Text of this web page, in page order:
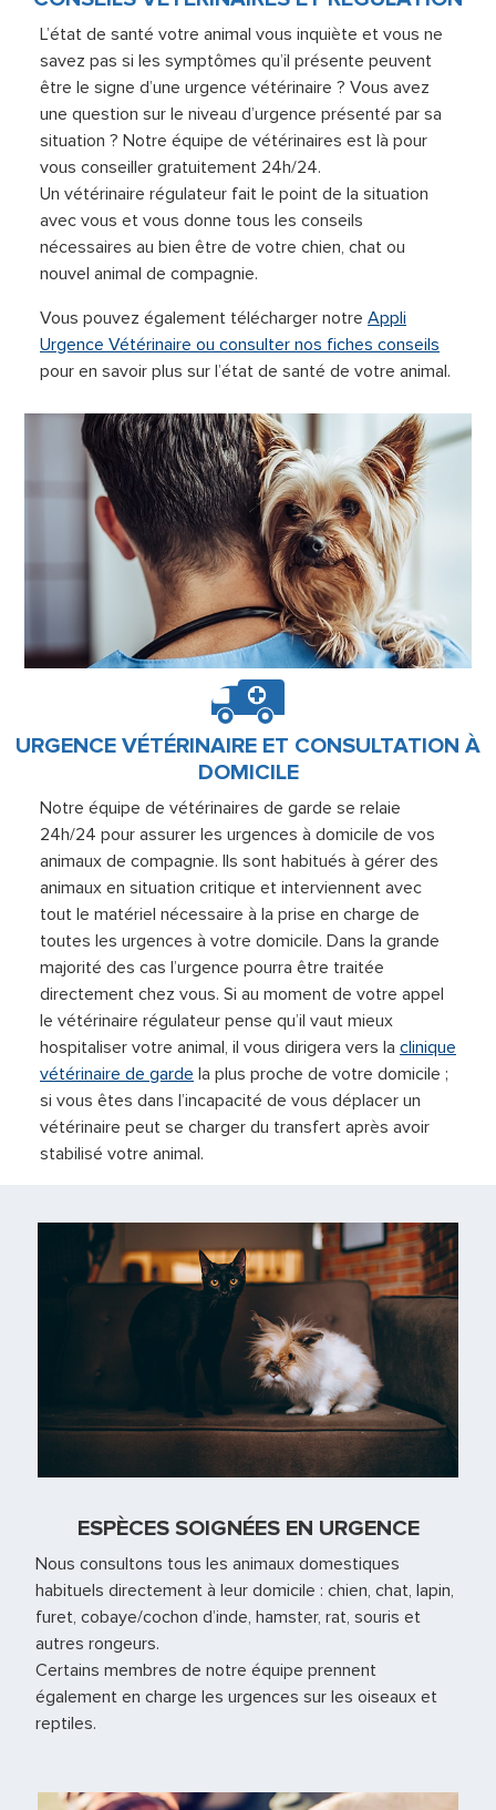
L’état de santé votre animal vous inquiète et vous ne
savez pas si les symptômes qu’il présente peuvent
être le signe d’une urgence vétérinaire ? Vous avez
une question sur le niveau d’urgence présenté par sa
situation ? Notre équipe de vétérinaires est là pour
vous conseiller gratuitement 24h/24.
Un vétérinaire régulateur fait le point de la situation
avec vous et vous donne tous les conseils
nécessaires au bien être de votre chien, chat ou
nouvel animal de compagnie.
Vous pouvez également télécharger notre Appli
Urgence Vétérinaire ou consulter nos fiches conseils
pour en savoir plus sur l’état de santé de votre animal.
URGENCE VÉTÉRINAIRE ET CONSULTATION À
DOMICILE
Notre équipe de vétérinaires de garde se relaie
24h/24 pour assurer les urgences à domicile de vos
animaux de compagnie. Ils sont habitués à gérer des
animaux en situation critique et interviennent avec
tout le matériel nécessaire à la prise en charge de
toutes les urgences à votre domicile. Dans la grande
majorité des cas l’urgence pourra être traitée
directement chez vous. Si au moment de votre appel
le vétérinaire régulateur pense qu’il vaut mieux
hospitaliser votre animal, il vous dirigera vers la clinique
vétérinaire de garde la plus proche de votre domicile ;
si vous êtes dans l’incapacité de vous déplacer un
vétérinaire peut se charger du transfert après avoir
stabilisé votre animal.
ESPÈCES SOIGNÉES EN URGENCE
Nous consultons tous les animaux domestiques
habituels directement à leur domicile : chien, chat, lapin,
furet, cobaye/cochon d’inde, hamster, rat, souris et
autres rongeurs.
Certains membres de notre équipe prennent
également en charge les urgences sur les oiseaux et
reptiles.